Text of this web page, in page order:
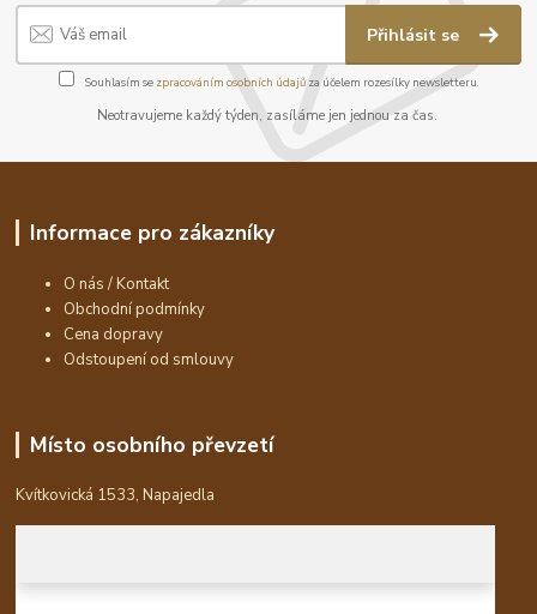
Přihlásit se
Souhlasím se zpracováním osobních údajůza účelem rozesílky newsletteru.
Neotravujeme každý týden, zasíláme jen jednou za čas.
Informace pro zákazníky
O nás / Kontakt
Obchodní podmínky
Cena dopravy
Odstoupení od smlouvy
Místo osobního převzetí
Kvítkovická 1533, Napajedla